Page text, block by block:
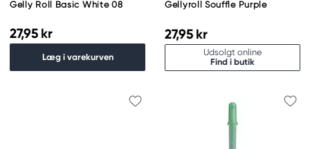
Gelly Roll Basic White 08
27,95 kr
Læg i varekurven
Gellyroll Souffle Purple
27,95 kr
Udsolgt online
Find i butik